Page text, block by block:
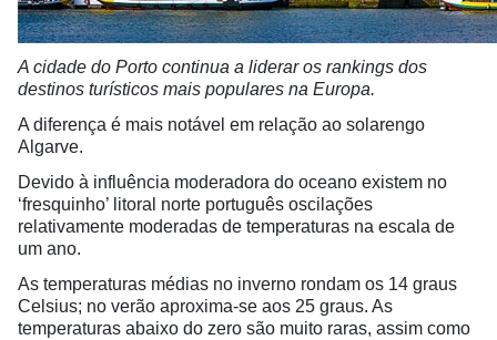
A cidade do Porto continua a liderar os rankings dos
destinos turísticos mais populares na Europa.
A diferença é mais notável em relação ao solarengo
Algarve.
Devido à influência moderadora do oceano existem no
‘fresquinho’ litoral norte português oscilações
relativamente moderadas de temperaturas na escala de
um ano.
As temperaturas médias no inverno rondam os 14 graus
Celsius; no verão aproxima-se aos 25 graus. As
temperaturas abaixo do zero são muito raras, assim como